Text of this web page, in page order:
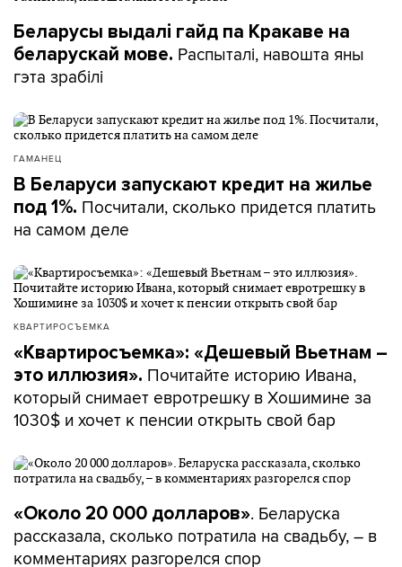
Беларусы выдалі гайд па Кракаве на
беларускай мове. Распыталі, навошта яны
гэта зрабілі
ГАМАНЕЦ
В Беларуси запускают кредит на жилье
под 1%. Посчитали, сколько придется платить
на самом деле
КВАРТИРОСЪЕМКА
«Квартиросъемка»: «Дешевый Вьетнам –
это иллюзия». Почитайте историю Ивана,
который снимает евротрешку в Хошимине за
1030$ и хочет к пенсии открыть свой бар
«Около 20 000 долларов». Беларуска
рассказала, сколько потратила на свадьбу, – в
комментариях разгорелся спор